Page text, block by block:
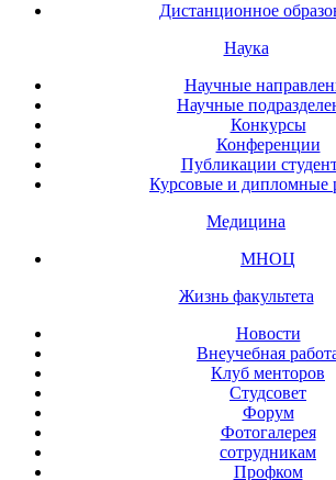
Дистанционное
Наука
Научные
Научные
Конкурсы
Конференции
Публикации
Курсовые и дипломные
Медицина
МНОЦ
Жизнь факультета
Новости
Внеучебная
Клуб менторов
Студсовет
Форум
Фотогалерея
сотрудникам
Профком